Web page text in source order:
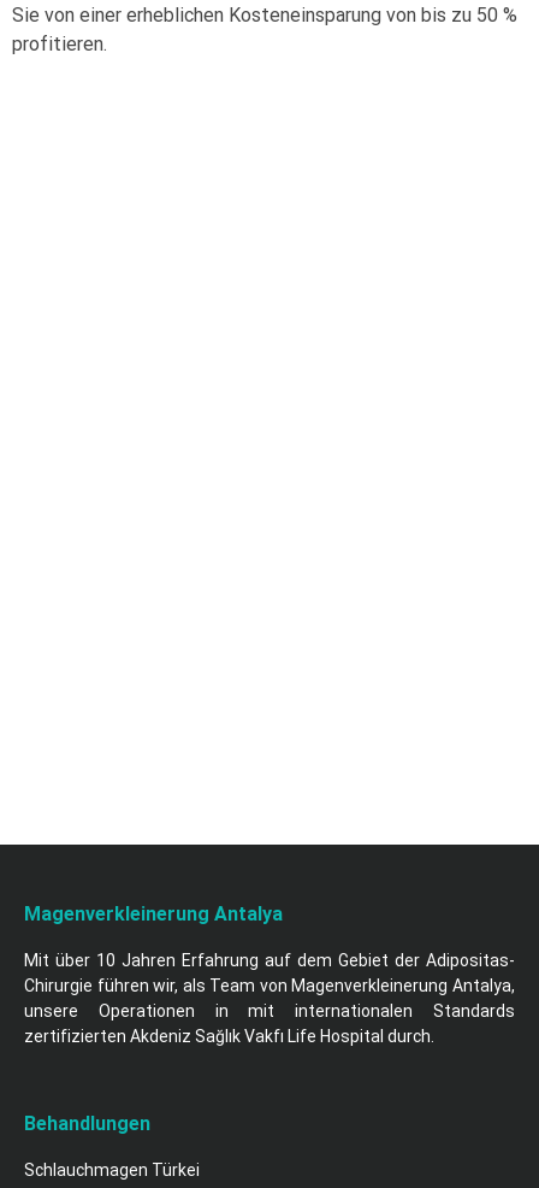
Sie von einer erheblichen Kosteneinsparung von bis zu 50 %
profitieren.
Magenverkleinerung Antalya
Mit über 10 Jahren Erfahrung auf dem Gebiet der Adipositas-
Chirurgie führen wir, als Team von Magenverkleinerung Antalya,
unsere Operationen in mit internationalen Standards
zertifizierten Akdeniz Sağlık Vakfı Life Hospital durch.
Behandlungen
Schlauchmagen Türkei